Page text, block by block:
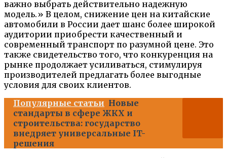
важно выбрать действительно надежную
модель.» В целом, снижение цен на китайские
автомобили в России дает шанс более широкой
аудитории приобрести качественный и
современный транспорт по разумной цене. Это
также свидетельство того, что конкуренция на
рынке продолжает усиливаться, стимулируя
производителей предлагать более выгодные
условия для своих клиентов.
Популярные статьи Новые
стандарты в сфере ЖКХ и
строительства: государство
внедряет универсальные IT-
решения